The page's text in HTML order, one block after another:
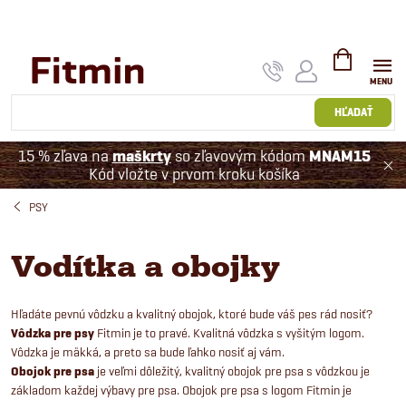
HĽADAŤ
NÁKUPNÝ
KOŠÍK
15 % zľava namaškrtyso zľavovým kódomMNAM15
Kód vložte v prvom kroku košíka
PSY
Vodítka a obojky
Hľadáte pevnú vôdzku a kvalitný obojok, ktoré bude váš pes rád nosiť?
Vôdzka pre psy Fitmin je to pravé. Kvalitná vôdzka s vyšitým logom.
Vôdzka je mäkká, a preto sa bude ľahko nosiť aj vám.
Obojok pre psa je veľmi dôležitý, kvalitný obojok pre psa s vôdzkou je
základom každej výbavy pre psa. Obojok pre psa s logom Fitmin je